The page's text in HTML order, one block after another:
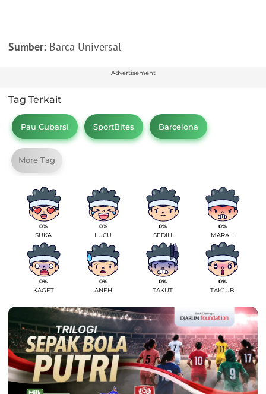
Sumber: Barca Universal
Advertisement
Tag Terkait
Pau Cubarsi SportBites Barcelona
More Tag
0%
SUKA
0%
LUCU
0%
SEDIH
0%
MARAH
0%
KAGET
0%
ANEH
0%
TAKUT
0%
TAKJUB